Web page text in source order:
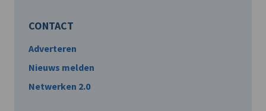
CONTACT
Adverteren
Nieuws melden
Netwerken 2.0